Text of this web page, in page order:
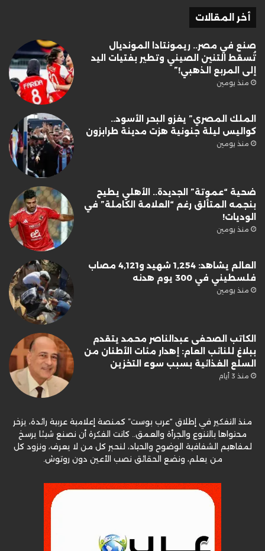
أخر المقالات
صنع في مصر.. ريمونتادا المونديال
تُسقط التنين الصيني وتطير بفتيات اليد
إلى المربع الذهبي!”
منذ يومين
الملك المصري” يغزو البحر الأسود..
كواليس ليلة جنونية هزت مدينة طرابزون
منذ يومين
ضحية “عموتة” الجديدة.. الأهلي يطيح
بنجمه المتألق رغم “العلامة الكاملة” في
الوديات!
منذ يومين
العالم يشاهد: 1,254 شهيد و4,121 مصاب
فلسطيني في 300 يوم هدنه
منذ يومين
الكاتب الصحفى عبدالناصر محمد يتقدم
ببلاغ للنائب العام: إهدار مئات الأطنان من
السلع الغذائية بسبب سوء التخزين
منذ 3 أيام
منذ التفكير في إطلاق “عرب بوست” كمنصة إعلامية عربية رائدة، يزخر
محتواها بالتنوع والجرأة والعمق.. كانت الفكرة أن نصنع شيئا يرسخ
لمفاهيم الشفافية الوضوح والحياد، لنحبر كل من لا يعرف، ونزود كل
من يعلم، ونضع الحقائق نصب الأعين دون روتوش.